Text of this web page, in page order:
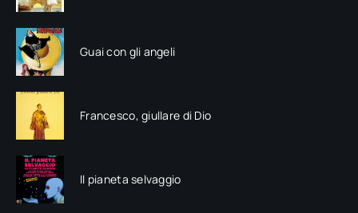
Guai con gli angeli
Francesco, giullare di Dio
Il pianeta selvaggio